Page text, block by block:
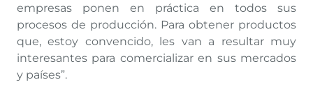
empresas ponen en práctica en todos sus
procesos de producción. Para obtener productos
que, estoy convencido, les van a resultar muy
interesantes para comercializar en sus mercados
y países”.